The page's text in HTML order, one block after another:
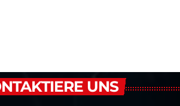
UNS